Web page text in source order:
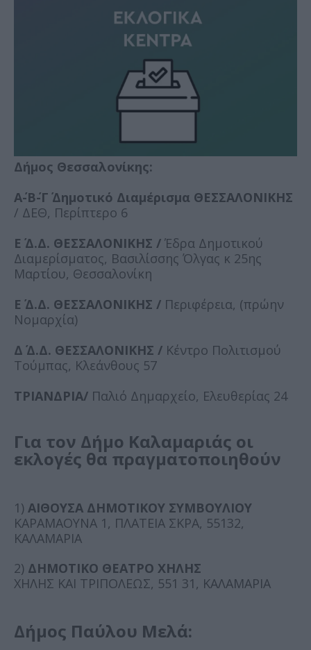
Δήμος Θεσσαλονίκης:
Α΄-Β΄-Γ΄ Δημοτικό Διαμέρισμα ΘΕΣΣΑΛΟΝΙΚΗΣ
/ ΔΕΘ, Περίπτερο 6
Ε΄ Δ.Δ. ΘΕΣΣΑΛΟΝΙΚΗΣ / Έδρα Δημοτικού
Διαμερίσματος, Βασιλίσσης Όλγας κ 25ης
Μαρτίου, Θεσσαλονίκη
Ε΄ Δ.Δ. ΘΕΣΣΑΛΟΝΙΚΗΣ / Περιφέρεια, (πρώην
Νομαρχία)
Δ΄ Δ.Δ. ΘΕΣΣΑΛΟΝΙΚΗΣ / Κέντρο Πολιτισμού
Τούμπας, Κλεάνθους 57
ΤΡΙΑΝΔΡΙΑ/ Παλιό Δημαρχείο, Ελευθερίας 24
Για τον Δήμο Καλαμαριάς οι
εκλογές θα πραγματοποιηθούν
1) ΑΙΘΟΥΣΑ ΔΗΜΟΤΙΚΟΥ ΣΥΜΒΟΥΛΙΟΥ
ΚΑΡΑΜΑΟΥΝΑ 1, ΠΛΑΤΕΙΑ ΣΚΡΑ, 55132,
ΚΑΛΑΜΑΡΙΑ
2) ΔΗΜΟΤΙΚΟ ΘΕΑΤΡΟ ΧΗΛΗΣ
ΧΗΛΗΣ ΚΑΙ ΤΡΙΠΟΛΕΩΣ, 551 31, ΚΑΛΑΜΑΡΙΑ
Δήμος Παύλου Μελά: